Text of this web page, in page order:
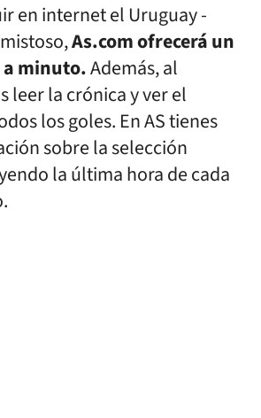
en internet el Uruguay -
As.com ofrecerá un
minuto.Además, al
leer la crónica y ver el
los goles. En AS tienes
sobre la selección
la última hora de cada